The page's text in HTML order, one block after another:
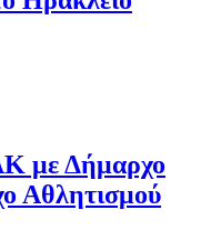
με Δήμαρχο
Αθλητισμού